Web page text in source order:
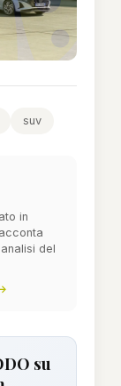
suv
in
del
su